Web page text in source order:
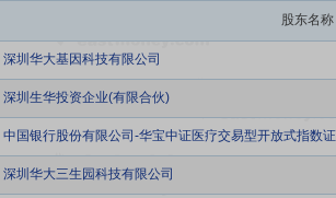
股东名称
深圳华大基因科技有限公司
深圳生华投资企业(有限合伙)
中国银行股份有限公司-华宝中证医疗交易型开放式指数
深圳华大三生园科技有限公司